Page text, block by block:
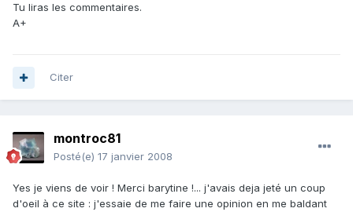
Tu liras les commentaires.
A+
Citer
montroc81
Posté(e) 17 janvier 2008
Yes je viens de voir ! Merci barytine !... j'avais deja jeté un coup
d'oeil à ce site : j'essaie de me faire une opinion en me baldant